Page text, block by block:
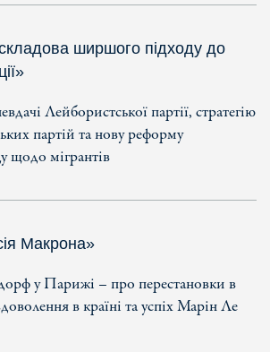
ширшого підходу до
Лейбористської партії, стратегію
партій та нову реформу
щодо мігрантів
Макрона»
у Парижі – про перестановки в
в країні та успіх Марін Ле